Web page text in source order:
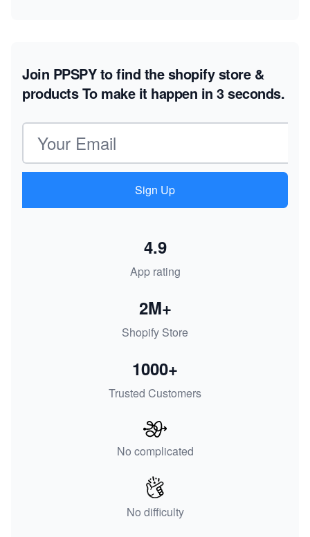
Join PPSPY to find the shopify store &
productsTo make it happen in 3 seconds.
Email address
Sign Up
App rating
4.9
Shopify Store
2M+
Trusted Customers
1000+
No complicated
No difficulty